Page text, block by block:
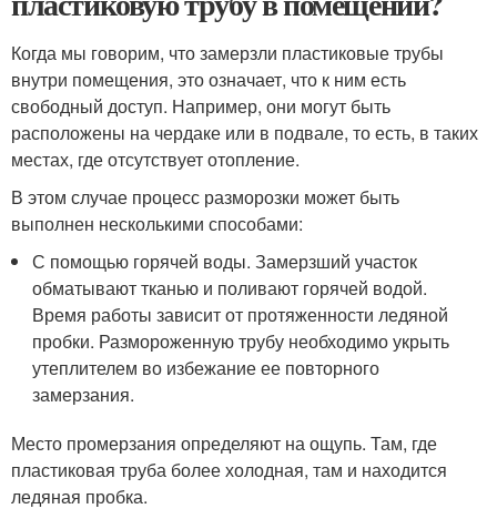
Когда мы говорим, что замерзли пластиковые трубы
внутри помещения, это означает, что к ним есть
свободный доступ. Например, они могут быть
расположены на чердаке или в подвале, то есть, в таких
местах, где отсутствует отопление.
В этом случае процесс разморозки может быть
выполнен несколькими способами:
С помощью горячей воды. Замерзший участок
обматывают тканью и поливают горячей водой.
Время работы зависит от протяженности ледяной
пробки. Размороженную трубу необходимо укрыть
утеплителем во избежание ее повторного
замерзания.
Место промерзания определяют на ощупь. Там, где
пластиковая труба более холодная, там и находится
ледяная пробка.